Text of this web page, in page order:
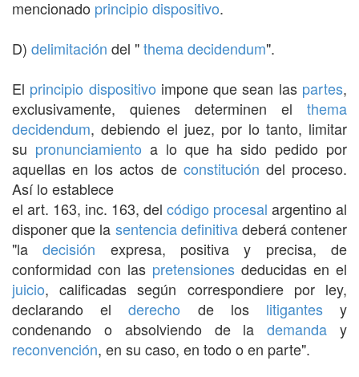
mencionado principio dispositivo.
D) delimitación del "thema decidendum".
El principio dispositivo impone que sean las partes,
exclusivamente, quienes determinen el thema
decidendum, debiendo el juez, por lo tanto, limitar
su pronunciamiento a lo que ha sido pedido por
aquellas en los actos de constitución del proceso.
Así lo establece
el art. 163, inc. 163, del código procesal argentino al
disponer que la sentencia definitivadeberá contener
"ladecisión expresa, positiva y precisa, de
conformidad con las pretensiones deducidas en el
juicio, calificadas según correspondiere por ley,
declarando elderecho de los litigantesy
condenando o absolviendo de lademanda y
reconvención, en su caso, en todo o en parte".